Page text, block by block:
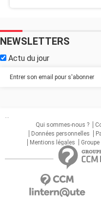
NEWSLETTERS
Actu du jour
...
Qui sommes-nous ?
Données personnelles
Mentions légales